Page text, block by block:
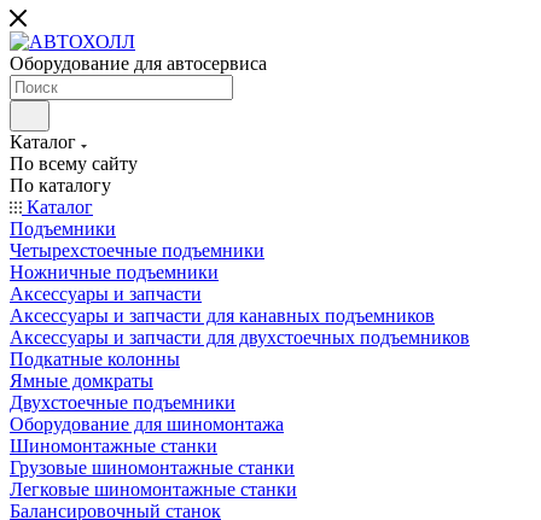
Оборудование для автосервиса
Каталог
По всему сайту
По каталогу
Каталог
Подъемники
Четырехстоечные подъемники
Ножничные подъемники
Аксессуары и запчасти
Аксессуары и запчасти для канавных подъемников
Аксессуары и запчасти для двухстоечных подъемников
Подкатные колонны
Ямные домкраты
Двухстоечные подъемники
Оборудование для шиномонтажа
Шиномонтажные станки
Грузовые шиномонтажные станки
Легковые шиномонтажные станки
Балансировочный станок